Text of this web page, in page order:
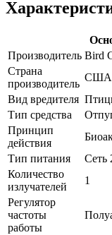
Производитель Bird
Страна
производитель
США
Вид вредителя
Тип средства
Принцип
действия
Тип питания
Сеть
Количество
излучателей
1
Регулятор
частоты
работы